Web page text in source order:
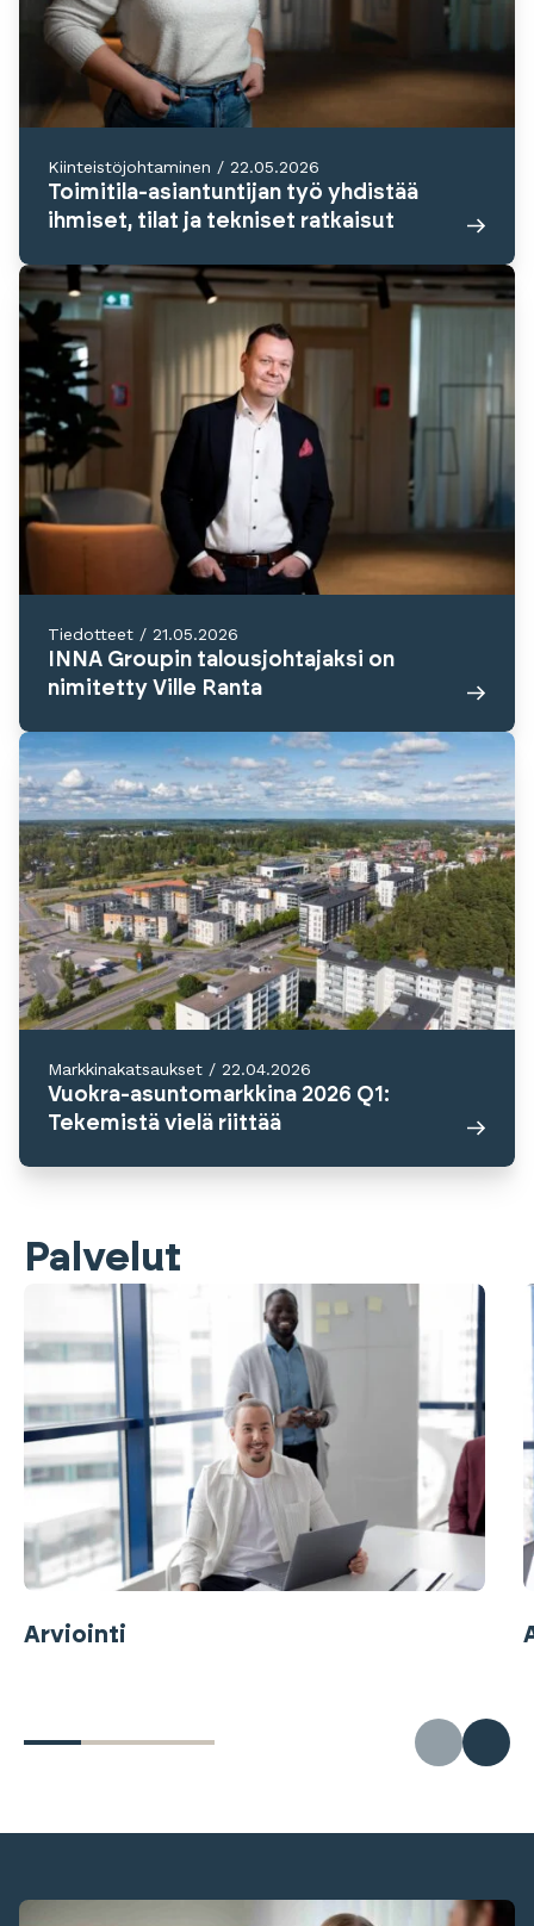
Kiinteistöjohtaminen / 22.05.2026
Toimitila-asiantuntijan työ yhdistää
ihmiset, tilat ja tekniset ratkaisut
Tiedotteet / 21.05.2026
INNA Groupin talousjohtajaksi on
nimitetty Ville Ranta
Markkinakatsaukset / 22.04.2026
Vuokra-asuntomarkkina 2026 Q1:
Tekemistä vielä riittää
Palvelut
Arviointi